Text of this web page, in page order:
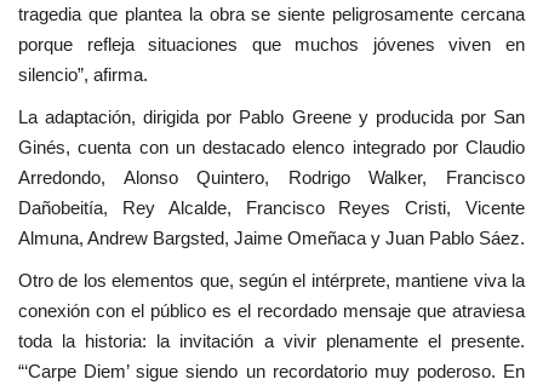
tragedia que plantea la obra se siente peligrosamente cercana
porque refleja situaciones que muchos jóvenes viven en
silencio”, afirma.
La adaptación, dirigida por Pablo Greene y producida por San
Ginés, cuenta con un destacado elenco integrado por Claudio
Arredondo, Alonso Quintero, Rodrigo Walker, Francisco
Dañobeitía, Rey Alcalde, Francisco Reyes Cristi, Vicente
Almuna, Andrew Bargsted, Jaime Omeñaca y Juan Pablo Sáez.
Otro de los elementos que, según el intérprete, mantiene viva la
conexión con el público es el recordado mensaje que atraviesa
toda la historia: la invitación a vivir plenamente el presente.
“‘Carpe Diem’ sigue siendo un recordatorio muy poderoso. En